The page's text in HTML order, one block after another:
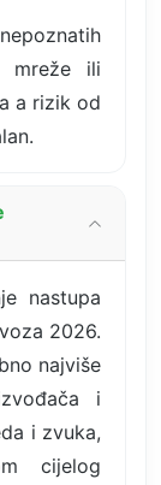
mreže ili
a rizik od
nastupa
2026.
najviše
i
i zvuka,
cijelog